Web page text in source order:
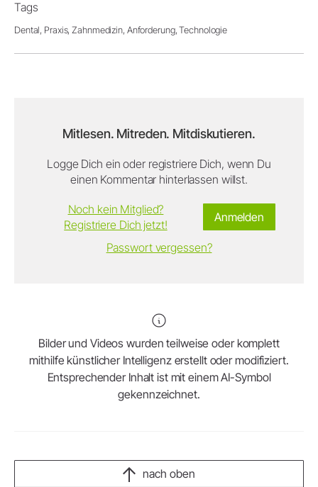
Tags
Dental, Praxis, Zahnmedizin, Anforderung, Technologie
Mitlesen. Mitreden. Mitdiskutieren.
Logge Dich ein oder registriere Dich, wenn Du
einen Kommentar hinterlassen willst.
Anmelden
Noch kein Mitglied?
Registriere Dich jetzt!
Passwort vergessen?
Bilder und Videos wurden teilweise oder komplett
mithilfe künstlicher Intelligenz erstellt oder modifiziert.
Entsprechender Inhalt ist mit einem AI-Symbol
gekennzeichnet.
nach oben